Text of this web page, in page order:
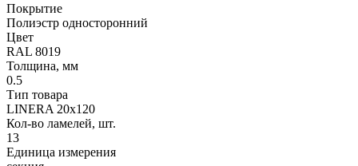
Покрытие
Полиэстр односторонний
Цвет
RAL 8019
Толщина, мм
0.5
Тип товара
LINERA 20х120
Кол-во ламелей, шт.
13
Единица измерения